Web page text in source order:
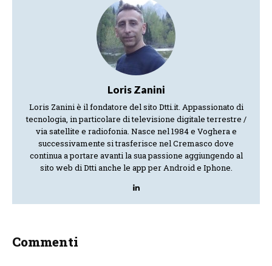
Loris Zanini
Loris Zanini è il fondatore del sito Dtti.it. Appassionato di
tecnologia, in particolare di televisione digitale terrestre /
via satellite e radiofonia. Nasce nel 1984 e Voghera e
successivamente si trasferisce nel Cremasco dove
continua a portare avanti la sua passione aggiungendo al
sito web di Dtti anche le app per Android e Iphone.
Commenti